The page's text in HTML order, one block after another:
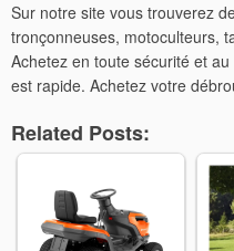
Sur notre site vous trouverez
tronçonneuses, motoculteurs,
Achetez en toute sécurité et
est rapide. Achetez votre
Related Posts: